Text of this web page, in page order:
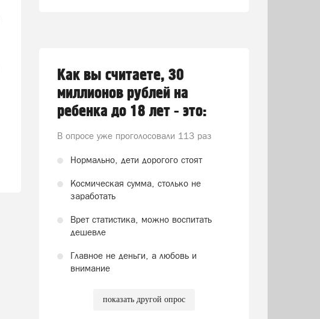
Как вы считаете, 30
миллионов рублей на
ребенка до 18 лет - это:
В опросе уже проголосовали 113 раз
Нормально, дети дорогого стоят
Космическая сумма, столько не
заработать
Врет статистика, можно воспитать
дешевле
Главное не деньги, а любовь и
внимание
показать другой опрос